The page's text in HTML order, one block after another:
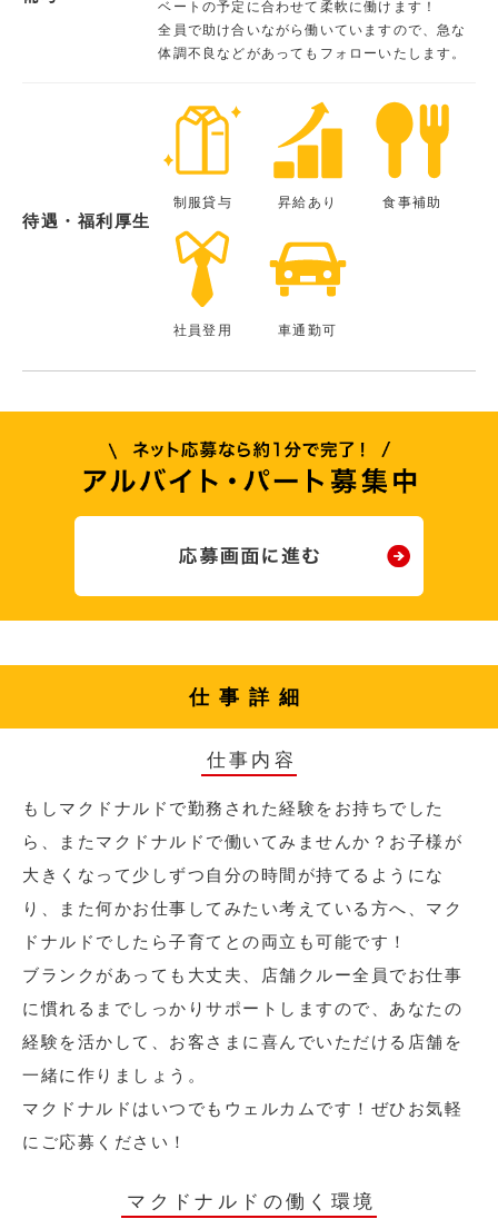
ベートの予定に合わせて柔軟に働けます！
全員で助け合いながら働いていますので、急な
体調不良などがあってもフォローいたします。
待遇・福利厚生
制服貸与 昇給あり 食事補助
社員登用 車通勤可
仕事詳細
仕事内容
もしマクドナルドで勤務された経験をお持ちでした
ら、またマクドナルドで働いてみませんか？お子様が
大きくなって少しずつ自分の時間が持てるようにな
り、また何かお仕事してみたい考えている方へ、マク
ドナルドでしたら子育てとの両立も可能です！
ブランクがあっても大丈夫、店舗クルー全員でお仕事
に慣れるまでしっかりサポートしますので、あなたの
経験を活かして、お客さまに喜んでいただける店舗を
一緒に作りましょう。
マクドナルドはいつでもウェルカムです！ぜひお気軽
にご応募ください！
マクドナルドの働く環境